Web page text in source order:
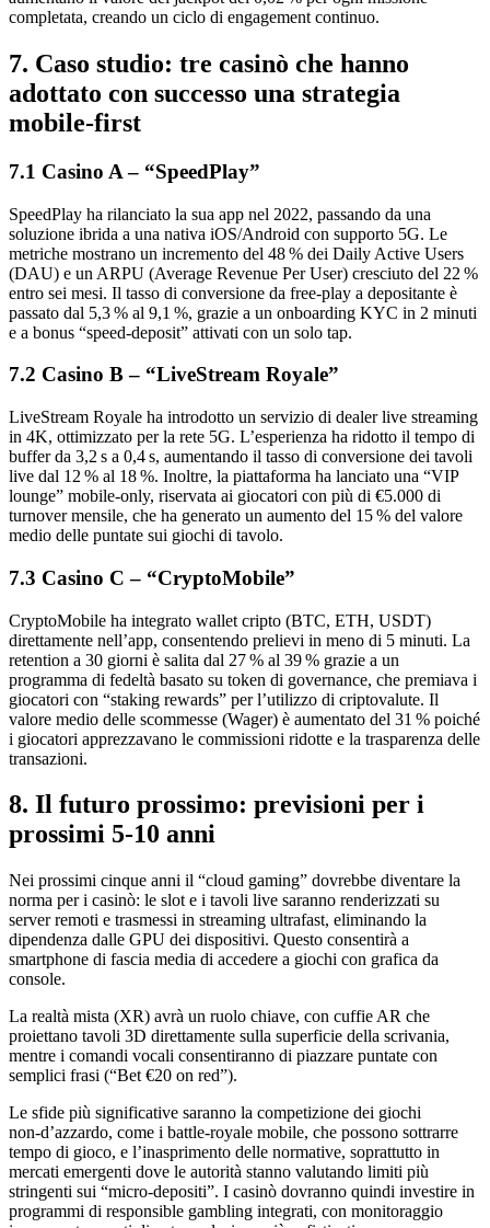
completata, creando un ciclo di engagement continuo.
7. Caso studio: tre casinò che hanno
adottato con successo una strategia
mobile‑first
7.1 Casino A – “SpeedPlay”
SpeedPlay ha rilanciato la sua app nel 2022, passando da una
soluzione ibrida a una nativa iOS/Android con supporto 5G. Le
metriche mostrano un incremento del 48 % dei Daily Active Users
(DAU) e un ARPU (Average Revenue Per User) cresciuto del 22 %
entro sei mesi. Il tasso di conversione da free‑play a depositante è
passato dal 5,3 % al 9,1 %, grazie a un onboarding KYC in 2 minuti
e a bonus “speed‑deposit” attivati con un solo tap.
7.2 Casino B – “LiveStream Royale”
LiveStream Royale ha introdotto un servizio di dealer live streaming
in 4K, ottimizzato per la rete 5G. L’esperienza ha ridotto il tempo di
buffer da 3,2 s a 0,4 s, aumentando il tasso di conversione dei tavoli
live dal 12 % al 18 %. Inoltre, la piattaforma ha lanciato una “VIP
lounge” mobile‑only, riservata ai giocatori con più di €5.000 di
turnover mensile, che ha generato un aumento del 15 % del valore
medio delle puntate sui giochi di tavolo.
7.3 Casino C – “CryptoMobile”
CryptoMobile ha integrato wallet cripto (BTC, ETH, USDT)
direttamente nell’app, consentendo prelievi in meno di 5 minuti. La
retention a 30 giorni è salita dal 27 % al 39 % grazie a un
programma di fedeltà basato su token di governance, che premiava i
giocatori con “staking rewards” per l’utilizzo di criptovalute. Il
valore medio delle scommesse (Wager) è aumentato del 31 % poiché
i giocatori apprezzavano le commissioni ridotte e la trasparenza delle
transazioni.
8. Il futuro prossimo: previsioni per i
prossimi 5‑10 anni
Nei prossimi cinque anni il “cloud gaming” dovrebbe diventare la
norma per i casinò: le slot e i tavoli live saranno renderizzati su
server remoti e trasmessi in streaming ultrafast, eliminando la
dipendenza dalle GPU dei dispositivi. Questo consentirà a
smartphone di fascia media di accedere a giochi con grafica da
console.
La realtà mista (XR) avrà un ruolo chiave, con cuffie AR che
proiettano tavoli 3D direttamente sulla superficie della scrivania,
mentre i comandi vocali consentiranno di piazzare puntate con
semplici frasi (“Bet €20 on red”).
Le sfide più significative saranno la competizione dei giochi
non‑d’azzardo, come i battle‑royale mobile, che possono sottrarre
tempo di gioco, e l’inasprimento delle normative, soprattutto in
mercati emergenti dove le autorità stanno valutando limiti più
stringenti sui “micro‑depositi”. I casinò dovranno quindi investire in
programmi di responsible gambling integrati, con monitoraggio